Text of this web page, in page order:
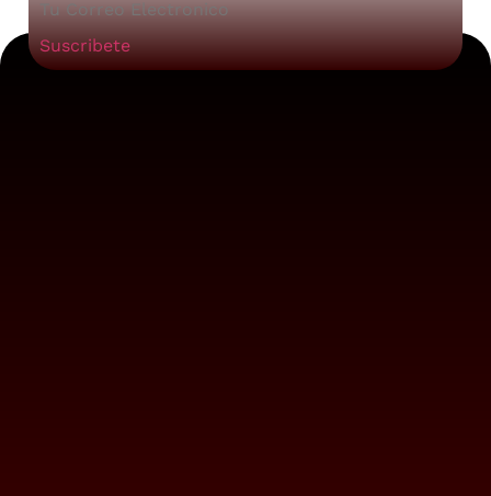
Suscribete